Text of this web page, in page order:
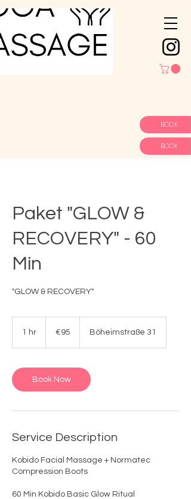
BOOK
BOOK
Paket "GLOW &
RECOVERY" - 60
Min
"GLOW & RECOVERY"
1 hr €95 Böheimstraße 31
Book Now
Service Description
Kobido Facial Massage + Normatec
Compression Boots
60 Min Kobido Basic Glow Ritual